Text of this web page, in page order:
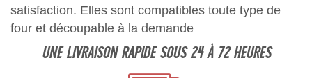
satisfaction. Elles sont compatibles toute type de
four et découpable à la demande
UNE LIVRAISON RAPIDE SOUS 24 À 72 HEURES